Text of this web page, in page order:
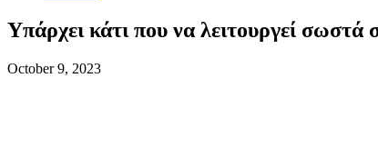
Υπάρχει κάτι που να λειτουργεί
October 9, 2023